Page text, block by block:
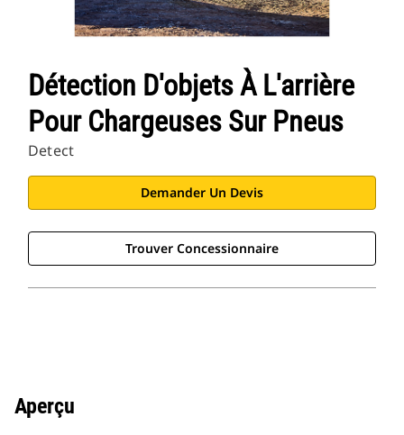
Détection D'objets À L'arrière
Pour Chargeuses Sur Pneus
Detect
Demander Un Devis
Trouver Concessionnaire
Aperçu